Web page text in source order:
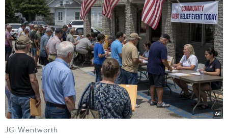
Thủ đô Hà Nội có mây, ngày nắng nóng và nắng
nóng gay gắt; đêm không mưa. Gió Nam đến Tây
Nam cấp 2-3. Nhiệt độ thấp nhất 26-28 độ C.
Nhiệt độ cao nhất 36-38 độ C, có nơi trên 38 độ C.
JG Wentworth